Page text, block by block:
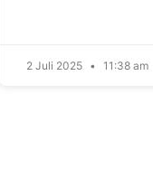
2 Juli 2025 11:38 am